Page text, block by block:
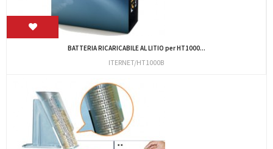
BATTERIA RICARICABILE AL LITIO per HT1000...
ITERNET/HT1000B